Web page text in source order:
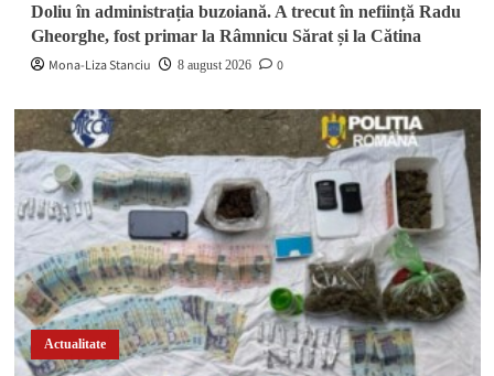
Doliu în administrația buzoiană. A trecut în neființă Radu
Gheorghe, fost primar la Râmnicu Sărat și la Cătina
Mona-Liza Stanciu
8 august 2026 0
Actualitate